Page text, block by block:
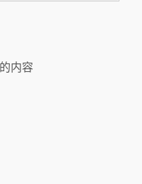
内容